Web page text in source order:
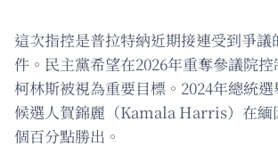
這次指控是普拉特納近期接連受到爭議
件。民主黨希望在2026年重奪參議院
柯林斯被視為重要目標。2024年總統
候選人賀錦麗（Kamala Harris）在緬
個百分點勝出。